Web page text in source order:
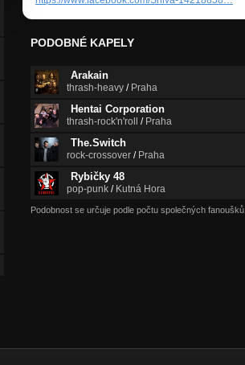
PODOBNÉ KAPELY
Arakain
thrash-heavy / Praha
Hentai Corporation
thrash-rock'n'roll / Praha
The.Switch
rock-crossover / Praha
Rybičky 48
pop-punk / Kutná Hora
Podobnost se určuje podle počtu společných fanoušků.